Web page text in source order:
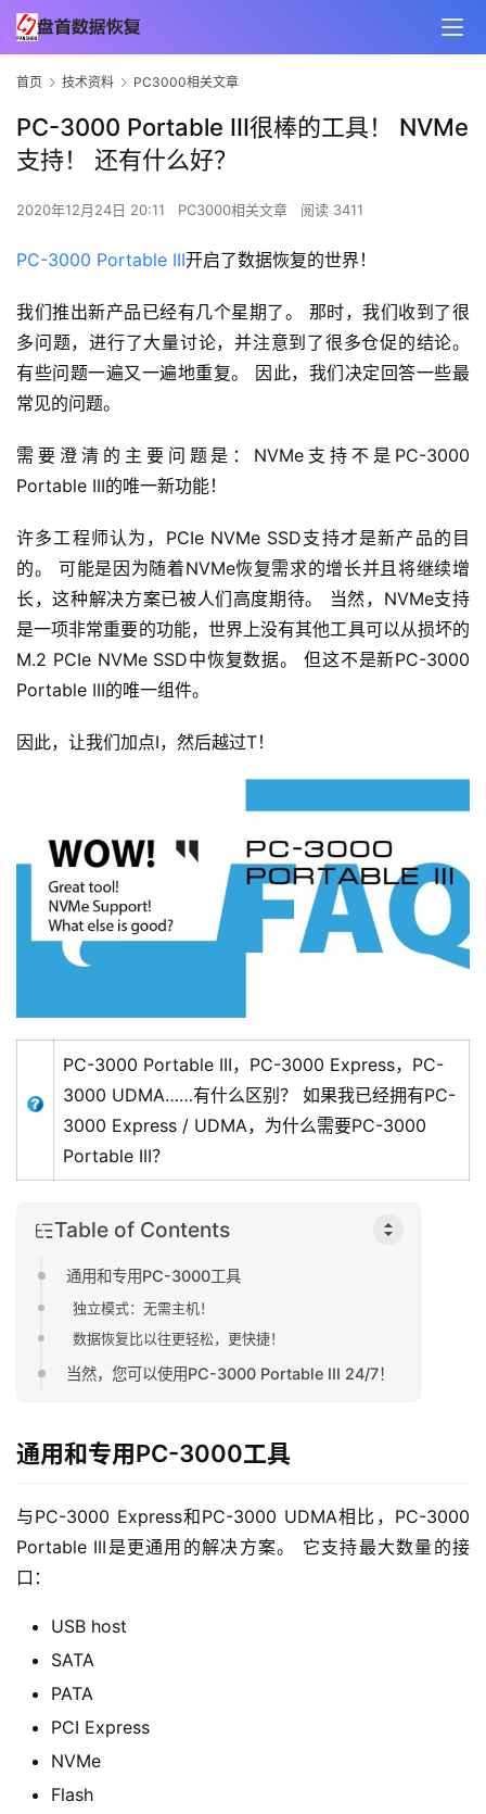
首页 技术资料 PC3000相关文章
PC-3000 Portable III很棒的工具！ NVMe
支持！ 还有什么好？
2020年12月24日 20:11 PC3000相关文章 阅读 3411
PC-3000 Portable III开启了数据恢复的世界！
我们推出新产品已经有几个星期了。 那时，我们收到了很
多问题，进行了大量讨论，并注意到了很多仓促的结论。
有些问题一遍又一遍地重复。 因此，我们决定回答一些最
常见的问题。
需要澄清的主要问题是：NVMe支持不是PC-3000
Portable III的唯一新功能！
许多工程师认为，PCIe NVMe SSD支持才是新产品的目
的。 可能是因为随着NVMe恢复需求的增长并且将继续增
长，这种解决方案已被人们高度期待。 当然，NVMe支持
是一项非常重要的功能，世界上没有其他工具可以从损坏的
M.2 PCIe NVMe SSD中恢复数据。 但这不是新PC-3000
Portable III的唯一组件。
因此，让我们加点I，然后越过T！
PC-3000 Portable III，PC-3000 Express，PC-
3000 UDMA……有什么区别？ 如果我已经拥有PC-
3000 Express / UDMA，为什么需要PC-3000
Portable III？
Table of Contents
通用和专用PC-3000工具
独立模式：无需主机！
数据恢复比以往更轻松，更快捷！
当然，您可以使用PC-3000 Portable III 24/7！
通用和专用PC-3000工具
与PC-3000 Express和PC-3000 UDMA相比，PC-3000
Portable III是更通用的解决方案。 它支持最大数量的接
口：
USB host
SATA
PATA
PCI Express
NVMe
Flash